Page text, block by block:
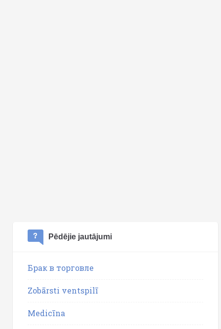
Pēdējie jautājumi
Брак в торговле
Zobārsti ventspilī
Medicīna